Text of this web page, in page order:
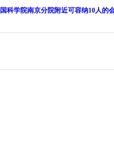
科学院南京分院附近可容纳10人的